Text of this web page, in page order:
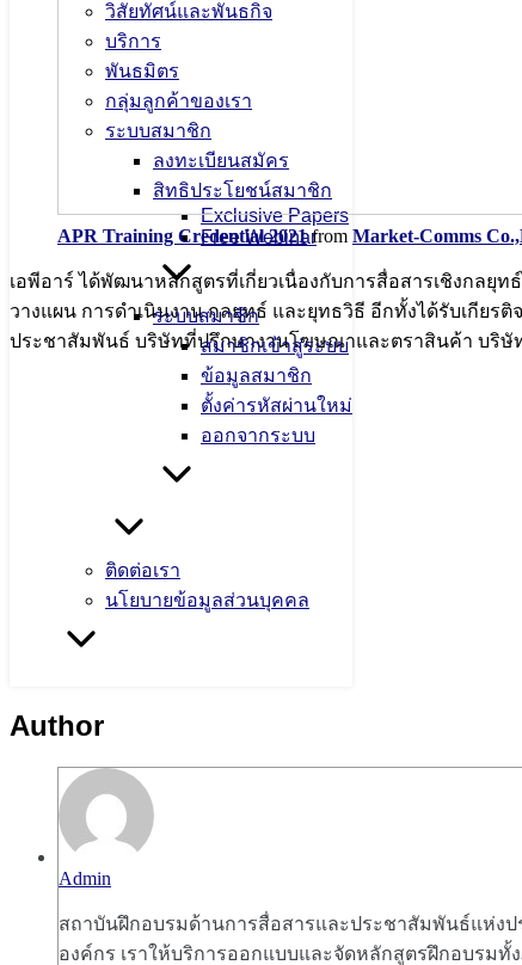
วิสัยทัศน์และพันธกิจ
บริการ
พันธมิตร
กลุ่มลูกค้าของเรา
ระบบสมาชิก
ลงทะเบียนสมัคร
สิทธิประโยชน์สมาชิก
Exclusive Papers
Free Webinar
ระบบสมาชิก
สมาชิกเข้าสู่ระบบ
ข้อมูลสมาชิก
ตั้งค่ารหัสผ่านใหม่
ออกจากระบบ
ติดต่อเรา
นโยบายข้อมูลส่วนบุคคล
APR Training Credential 2021 from Market-Comms
เอพีอาร์ ได้พัฒนาหลักสูตรที่เกี่ยวเนื่องกับการสื่อสารเชิงกลยุ
วางแผน การดำเนินงาน กลยุทธ์ และยุทธวิธี อีกทั้งได้รับเกีย
ประชาสัมพันธ์ บริษัทที่ปรึกษางานโฆษณาและตราสินค้า บริษั
Author
Admin
สถาบันฝึกอบรมด้านการสื่อสารและประชาสัมพันธ์แห่งป
องค์กร เราให้บริการออกแบบและจัดหลักสูตรฝึกอบรมทั้